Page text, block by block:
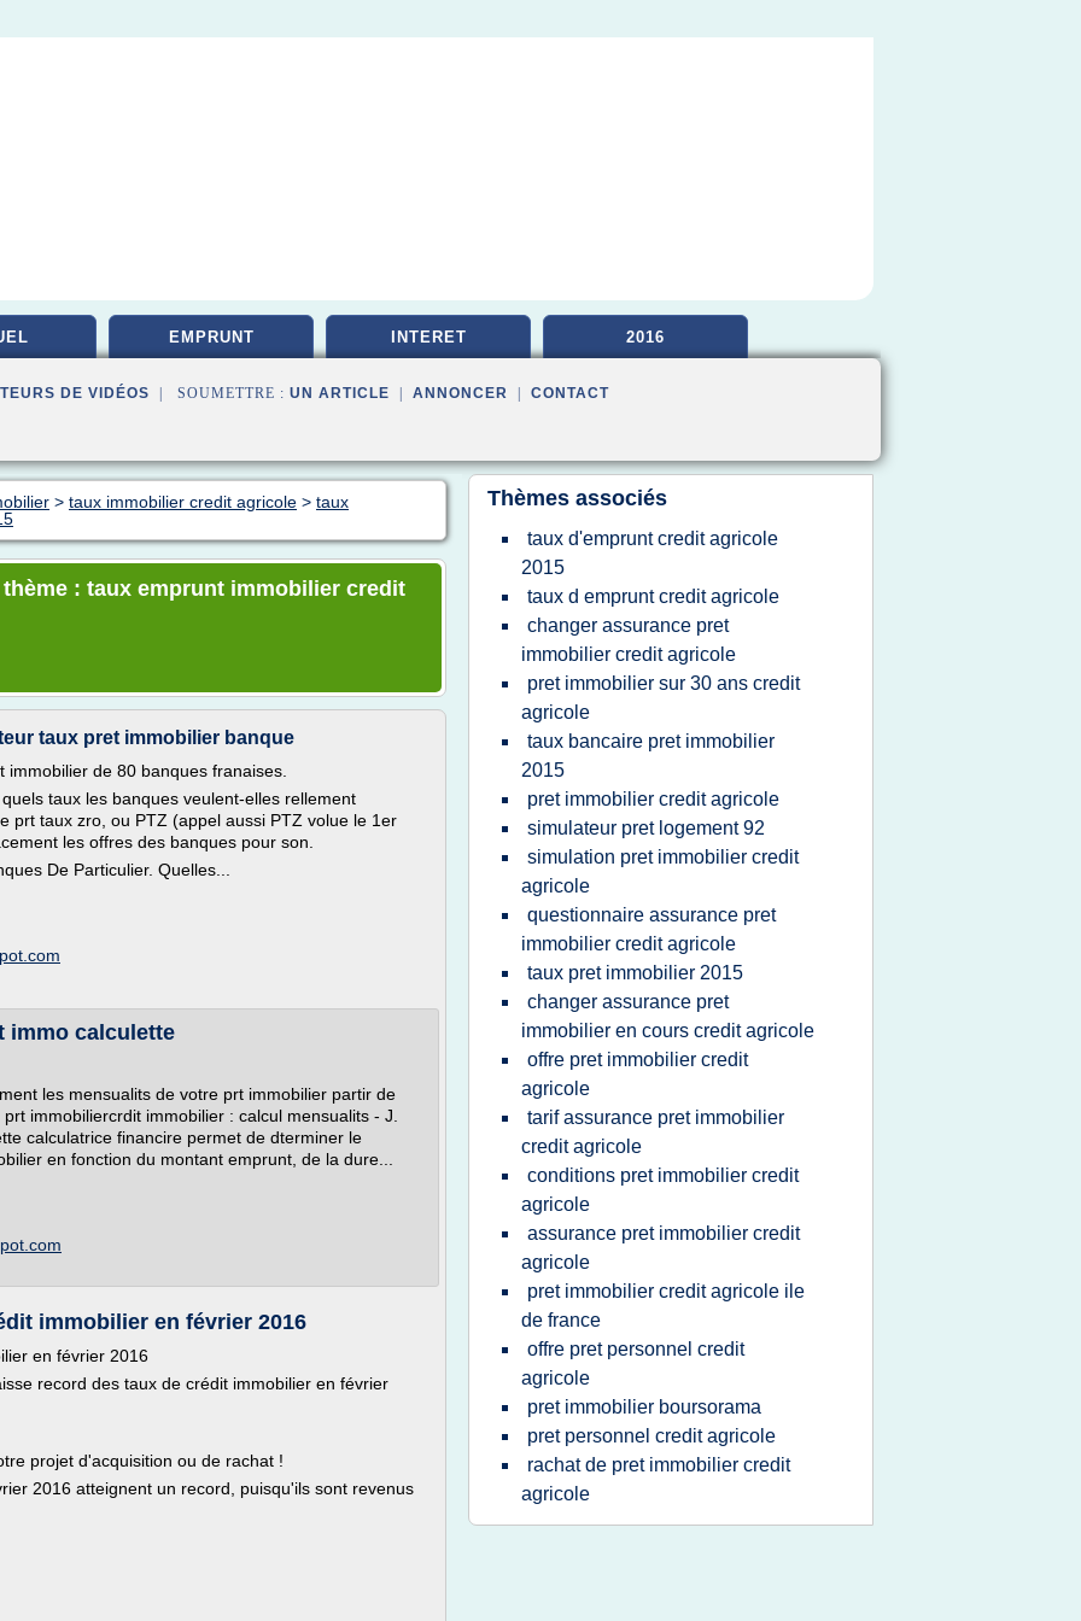
EMPRUNT INTERET 2016
DE VIDÉOS | SOUMETTRE : UN ARTICLE ANNONCER CONTACT
> taux immobilier credit agricole > taux
: taux emprunt immobilier credit
taux pret immobilier banque
de 80 banques franaises.
taux les banques veulent-elles rellement
prt taux zro, ou PTZ (appel aussi PTZ volue le 1er
les offres des banques pour son.
De Particulier. Quelles...
immo calculette
les mensualits de votre prt immobilier partir de
immobiliercrdit immobilier : calcul mensualits - J.
calculatrice financire permet de dterminer le
en fonction du montant emprunt, de la dure...
immobilier en février 2016
en février 2016
record des taux de crédit immobilier en février
projet d'acquisition ou de rachat !
2016 atteignent un record, puisqu'ils sont revenus
Thèmes associés
taux d'emprunt credit agricole
2015
taux d emprunt credit agricole
changer assurance pret
immobilier credit agricole
pret immobilier sur 30 ans credit
agricole
taux bancaire pret immobilier
2015
pret immobilier credit agricole
simulateur pret logement 92
simulation pret immobilier credit
agricole
questionnaire assurance pret
immobilier credit agricole
taux pret immobilier 2015
changer assurance pret
immobilier en cours credit agricole
offre pret immobilier credit
agricole
tarif assurance pret immobilier
credit agricole
conditions pret immobilier credit
agricole
assurance pret immobilier credit
agricole
pret immobilier credit agricole ile
de france
offre pret personnel credit
agricole
pret immobilier boursorama
pret personnel credit agricole
rachat de pret immobilier credit
agricole